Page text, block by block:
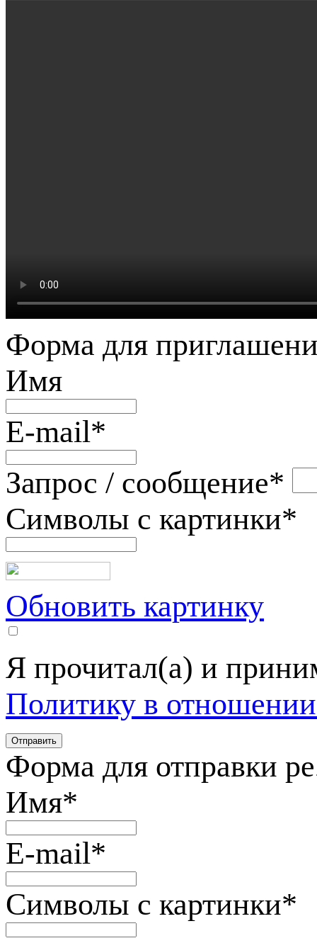
Форма для
Имя
E-mail*
Запрос / сообщение*
Символы с картинки*
Обновить картинку
Я прочитал(а) и
Политику в
Форма для отправки
Имя*
E-mail*
Символы с картинки*